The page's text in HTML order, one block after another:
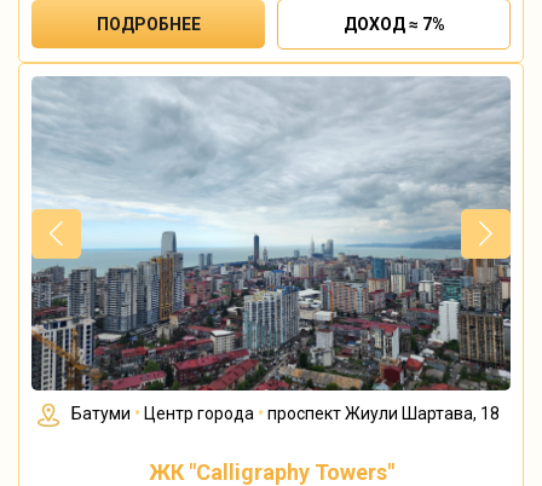
ПОДРОБНЕЕ ДОХОД ≈ 7%
Батуми • Центр города • проспект Жиули Шартава, 18
ЖК "Calligraphy Towers"